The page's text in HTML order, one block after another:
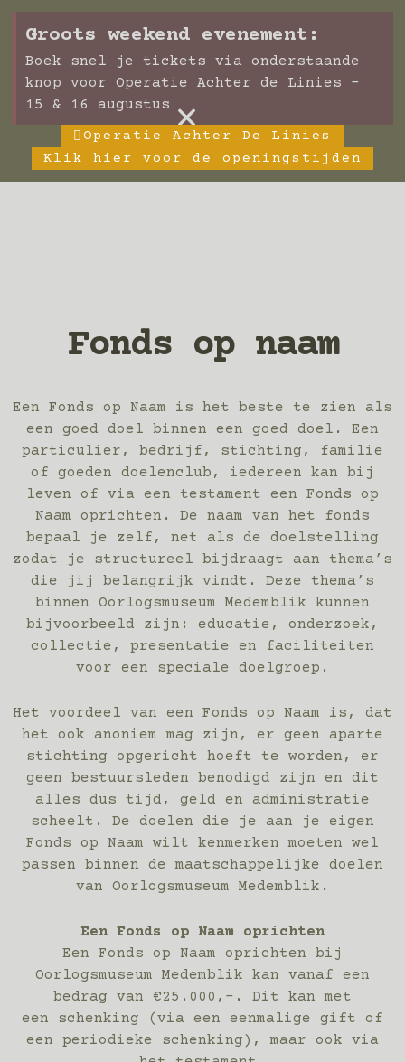
Groots weekend evenement:
Boek snel je tickets via onderstaande
knop voor Operatie Achter de Linies -
15 & 16 augustus ×
Operatie Achter De Linies
Klik hier voor de openingstijden
Fonds op naam
Een Fonds op Naam is het beste te zien als
een goed doel binnen een goed doel. Een
particulier, bedrijf, stichting, familie
of goeden doelenclub, iedereen kan bij
leven of via een testament een Fonds op
Naam oprichten. De naam van het fonds
bepaal je zelf, net als de doelstelling
zodat je structureel bijdraagt aan thema’s
die jij belangrijk vindt. Deze thema’s
binnen Oorlogsmuseum Medemblik kunnen
bijvoorbeeld zijn: educatie, onderzoek,
collectie, presentatie en faciliteiten
voor een speciale doelgroep.
Het voordeel van een Fonds op Naam is, dat
het ook anoniem mag zijn, er geen aparte
stichting opgericht hoeft te worden, er
geen bestuursleden benodigd zijn en dit
alles dus tijd, geld en administratie
scheelt. De doelen die je aan je eigen
Fonds op Naam wilt kenmerken moeten wel
passen binnen de maatschappelijke doelen
van Oorlogsmuseum Medemblik.
Een Fonds op Naam oprichten
Een Fonds op Naam oprichten bij
Oorlogsmuseum Medemblik kan vanaf een
bedrag van €25.000,-. Dit kan met
een schenking (via een eenmalige gift of
een periodieke schenking), maar ook via